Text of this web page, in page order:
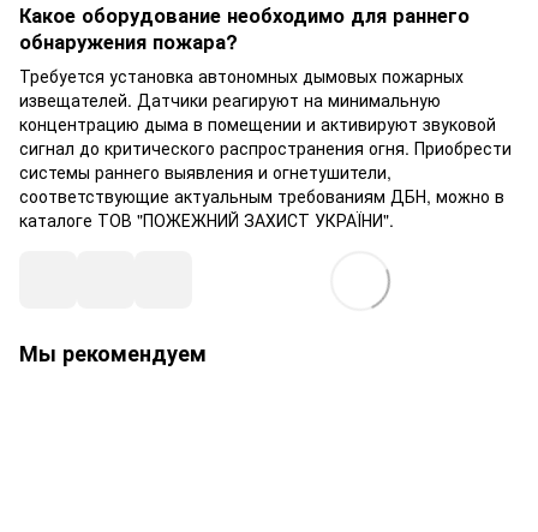
Какое оборудование необходимо для раннего
обнаружения пожара?
Требуется установка автономных дымовых пожарных
извещателей. Датчики реагируют на минимальную
концентрацию дыма в помещении и активируют звуковой
сигнал до критического распространения огня. Приобрести
системы раннего выявления и огнетушители,
соответствующие актуальным требованиям ДБН, можно в
каталоге ТОВ "ПОЖЕЖНИЙ ЗАХИСТ УКРАЇНИ".
Мы рекомендуем